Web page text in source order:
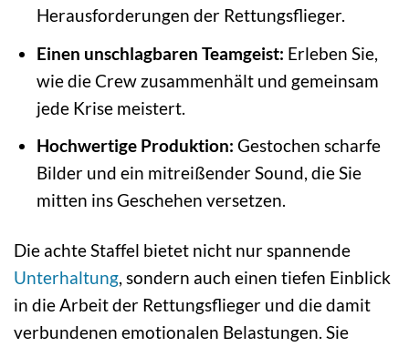
Herausforderungen der Rettungsflieger.
Einen unschlagbaren Teamgeist: Erleben Sie,
wie die Crew zusammenhält und gemeinsam
jede Krise meistert.
Hochwertige Produktion: Gestochen scharfe
Bilder und ein mitreißender Sound, die Sie
mitten ins Geschehen versetzen.
Die achte Staffel bietet nicht nur spannende
Unterhaltung, sondern auch einen tiefen Einblick
in die Arbeit der Rettungsflieger und die damit
verbundenen emotionalen Belastungen. Sie